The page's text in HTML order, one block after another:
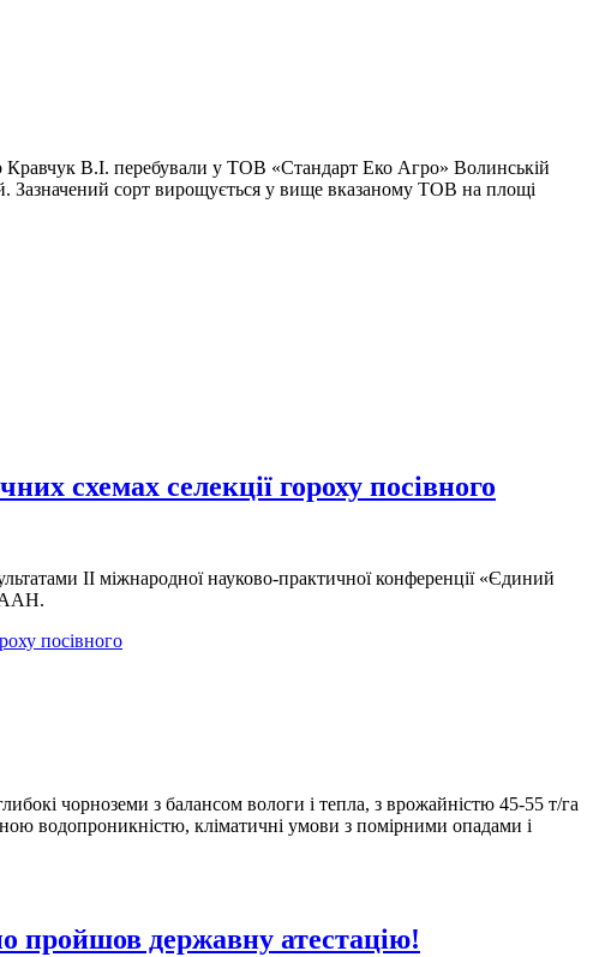
Кравчук В.І. перебували у ТОВ «Стандарт Еко Агро» Волинській
Зазначений сорт вирощується у вище вказаному ТОВ на площі
схемах селекції гороху посівного
ІІ міжнародної науково-практичної конференції «Єдиний
посівного
чорноземи з балансом вологи і тепла, з врожайністю 45-55 т/га
водопроникністю, кліматичні умови з помірними опадами і
пройшов державну атестацію!